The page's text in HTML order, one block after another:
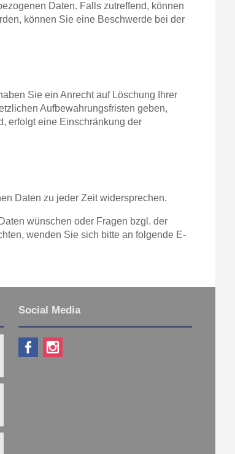
Daten. Falls zutreffend, können
können Sie eine Beschwerde bei der
Sie ein Anrecht auf Löschung Ihrer
Aufbewahrungsfristen geben,
erfolgt eine Einschränkung der
Daten zu jeder Zeit widersprechen.
wünschen oder Fragen bzgl. der
wenden Sie sich bitte an folgende E-
Social Media